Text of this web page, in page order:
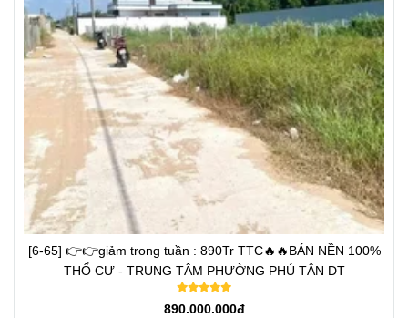
[6-65] 👉👉giảm trong tuần : 890Tr TTC🔥🔥BÁN NỀN 100%
THỔ CƯ - TRUNG TÂM PHƯỜNG PHÚ TÂN DT
890.000.000đ